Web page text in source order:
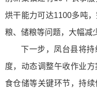
烘干能力可达1100多吨
粮、储粮等问题，大幅减
下一步，凤台县将
度，动态调整午收作业
食仓储等关键环节，持